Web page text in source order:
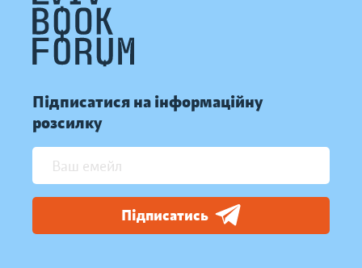
Підписатися на інформаційну
розсилку
Підписатись